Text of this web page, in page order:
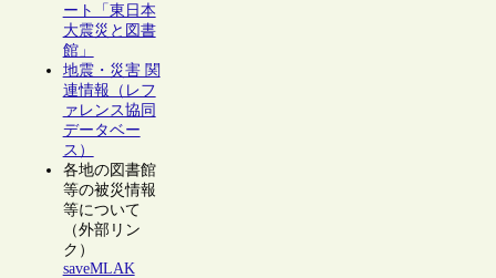
ート「東日本
大震災と図書
館」
地震・災害 関
連情報（レフ
ァレンス協同
データベー
ス）
各地の図書館
等の被災情報
等について
（外部リン
ク）
saveMLAK